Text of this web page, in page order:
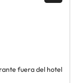
fuera del hotel